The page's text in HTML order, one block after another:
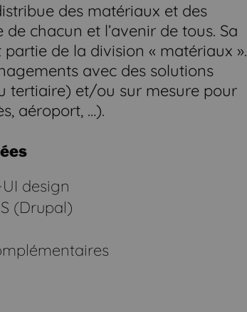
des matériaux et des
chacun et l’avenir de tous. Sa
de la division « matériaux ».
avec des solutions
tertiaire) et/ou sur mesure pour
aéroport, …).
design
(Drupal)